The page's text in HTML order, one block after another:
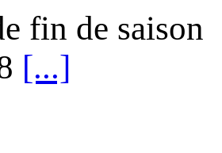
de fin de
[...]